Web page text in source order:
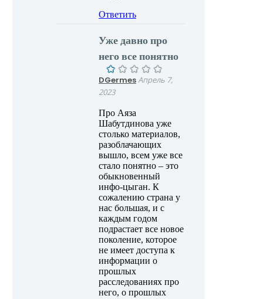
Ответить
Уже давно про
него все понятно
DGermesАпрель 7,
2023
Про Аяза
Шабутдинова уже
столько материалов,
разоблачающих
вышло, всем уже все
стало понятно – это
обыкновенный
инфо-цыган. К
сожалению страна у
нас большая, и с
каждым годом
подрастает все новое
поколение, которое
не имеет доступа к
информации о
прошлых
расследованиях про
него, о прошлых